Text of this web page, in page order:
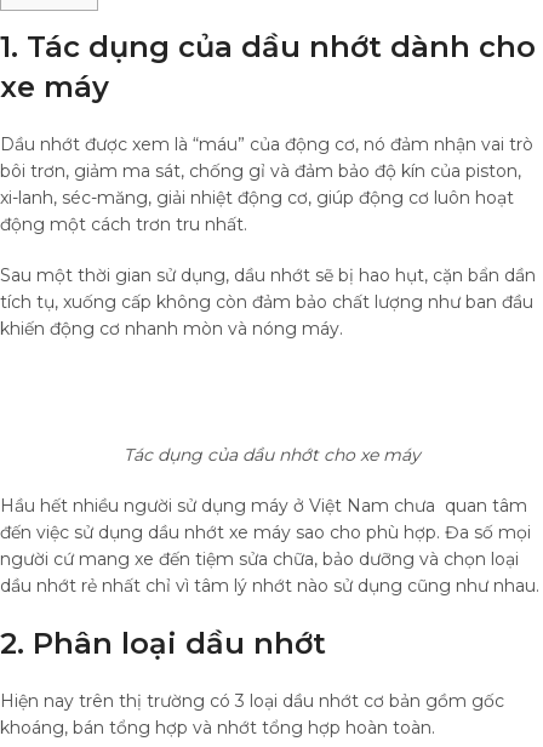
1. Tác dụng của dầu nhớt dành cho
xe máy
Dầu nhớt được xem là “máu” của động cơ, nó đảm nhận vai trò
bôi trơn, giảm ma sát, chống gỉ và đảm bảo độ kín của piston,
xi-lanh, séc-măng, giải nhiệt động cơ, giúp động cơ luôn hoạt
động một cách trơn tru nhất.
Sau một thời gian sử dụng, dầu nhớt sẽ bị hao hụt, cặn bẩn dần
tích tụ, xuống cấp không còn đảm bảo chất lượng như ban đầu
khiến động cơ nhanh mòn và nóng máy.
Tác dụng của dầu nhớt cho xe máy
Hầu hết nhiều người sử dụng máy ở Việt Nam chưa quan tâm
đến việc sử dụng dầu nhớt xe máy sao cho phù hợp. Đa số mọi
người cứ mang xe đến tiệm sửa chữa, bảo dưỡng và chọn loại
dầu nhớt rẻ nhất chỉ vì tâm lý nhớt nào sử dụng cũng như nhau.
2. Phân loại dầu nhớt
Hiện nay trên thị trường có 3 loại dầu nhớt cơ bản gồm gốc
khoáng, bán tổng hợp và nhớt tổng hợp hoàn toàn.